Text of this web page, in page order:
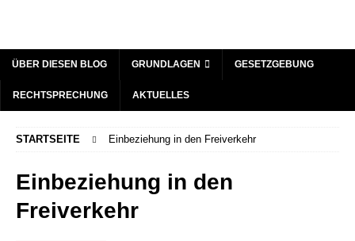
ÜBER DIESEN BLOG GRUNDLAGEN GESETZGEBUNG
RECHTSPRECHUNG AKTUELLES
STARTSEITE Einbeziehung in den Freiverkehr
Einbeziehung in den
Freiverkehr